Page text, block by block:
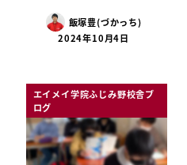
飯塚豊(づかっち)
2024年10月4日
エイメイ学院ふじみ野校舎ブ
ログ